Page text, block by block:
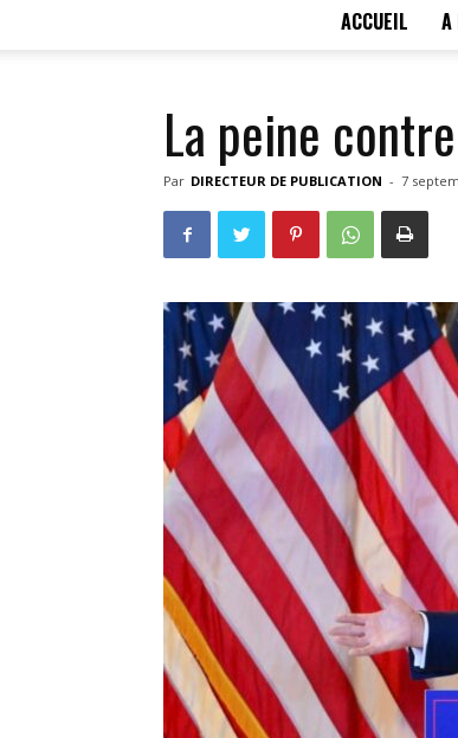
ACCUEIL A
La peine
Par DIRECTEUR DE PUBLICATION - 7